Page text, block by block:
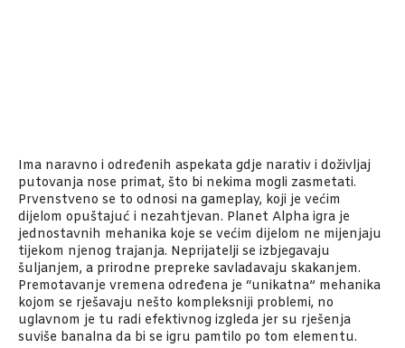
Ima naravno i određenih aspekata gdje narativ i doživljaj
putovanja nose primat, što bi nekima mogli zasmetati.
Prvenstveno se to odnosi na gameplay, koji je većim
dijelom opuštajuć i nezahtjevan. Planet Alpha igra je
jednostavnih mehanika koje se većim dijelom ne mijenjaju
tijekom njenog trajanja. Neprijatelji se izbjegavaju
šuljanjem, a prirodne prepreke savladavaju skakanjem.
Premotavanje vremena određena je “unikatna” mehanika
kojom se rješavaju nešto kompleksniji problemi, no
uglavnom je tu radi efektivnog izgleda jer su rješenja
suviše banalna da bi se igru pamtilo po tom elementu.